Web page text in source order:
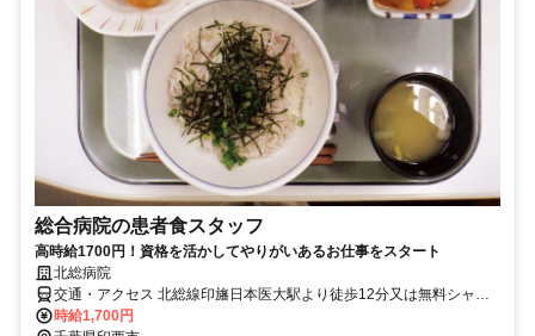
総合病院の患者食スタッフ
高時給1700円！資格を活かしてやりがいあるお仕事をスタート
北総病院
交通・アクセス 北総線印旛日本医大駅より徒歩12分又は無料シャト
ルバスあり
時給1,700円